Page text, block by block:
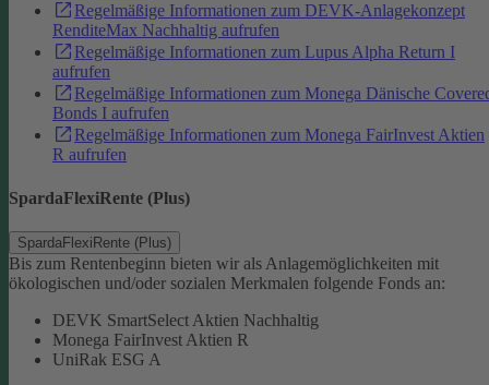
Regelmäßige Informationen zum DEVK-Anlagekonzept
RenditeMax Nachhaltig aufrufen
Regelmäßige Informationen zum Lupus Alpha Return I
aufrufen
Regelmäßige Informationen zum Monega Dänische
Bonds I aufrufen
Regelmäßige Informationen zum Monega FairInvest Aktien
R aufrufen
SpardaFlexiRente (Plus)
SpardaFlexiRente (Plus)
Bis zum Rentenbeginn bieten wir als Anlagemöglichkeiten mit
ökologischen und/oder sozialen Merkmalen folgende Fonds an:
DEVK SmartSelect Aktien Nachhaltig
Monega FairInvest Aktien R
UniRak ESG A